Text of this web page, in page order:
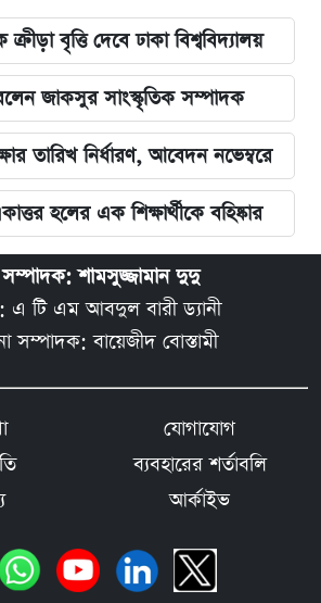
ক্রীড়া বৃত্তি দেবে ঢাকা বিশ্ববিদ্যালয়
জাকসুর সাংস্কৃতিক সম্পাদক
তারিখ নির্ধারণ, আবেদন নভেম্বরে
হলের এক শিক্ষার্থীকে বহিষ্কার
সম্পাদক: শামসুজ্জামান দুদু
এ টি এম আবদুল বারী ড্যানী
সম্পাদক: বায়েজীদ বোস্তামী
যোগাযোগ
ব্যবহারের শর্তাবলি
আর্কাইভ